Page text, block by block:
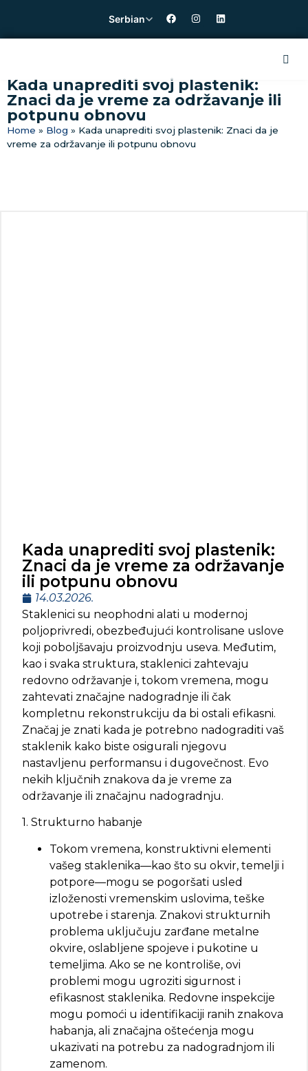
Serbian
Kada unaprediti svoj plastenik:
Znaci da je vreme za održavanje ili
potpunu obnovu
Home » Blog » Kada unaprediti svoj plastenik: Znaci da je
vreme za održavanje ili potpunu obnovu
Kada unaprediti svoj plastenik:
Znaci da je vreme za održavanje
ili potpunu obnovu
14.03.2026.
Staklenici su neophodni alati u modernoj
poljoprivredi, obezbeđujući kontrolisane uslove
koji poboljšavaju proizvodnju useva. Međutim,
kao i svaka struktura, staklenici zahtevaju
redovno održavanje i, tokom vremena, mogu
zahtevati značajne nadogradnje ili čak
kompletnu rekonstrukciju da bi ostali efikasni.
Značaj je znati kada je potrebno nadograditi vaš
staklenik kako biste osigurali njegovu
nastavljenu performansu i dugovečnost. Evo
nekih ključnih znakova da je vreme za
održavanje ili značajnu nadogradnju.
1. Strukturno habanje
Tokom vremena, konstruktivni elementi
vašeg staklenika—kao što su okvir, temelji i
potpore—mogu se pogoršati usled
izloženosti vremenskim uslovima, teške
upotrebe i starenja. Znakovi strukturnih
problema uključuju zarđane metalne
okvire, oslabljene spojeve i pukotine u
temeljima. Ako se ne kontroliše, ovi
problemi mogu ugroziti sigurnost i
efikasnost staklenika. Redovne inspekcije
mogu pomoći u identifikaciji ranih znakova
habanja, ali značajna oštećenja mogu
ukazivati na potrebu za nadogradnjom ili
zamenom.